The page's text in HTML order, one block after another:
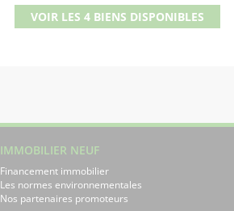
VOIR LES 4 BIENS DISPONIBLES
IMMOBILIER NEUF
Financement immobilier
Les normes environnementales
Nos partenaires promoteurs